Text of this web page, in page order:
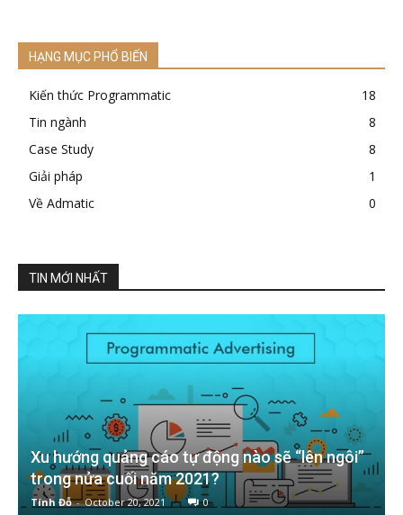
HẠNG MỤC PHỔ BIẾN
Kiến thức Programmatic
18
Tin ngành
8
Case Study
8
Giải pháp
1
Về Admatic
0
TIN MỚI NHẤT
Xu hướng quảng cáo tự động nào sẽ “lên ngôi”
trong nửa cuối năm 2021?
Tính Đỗ - October 20, 2021 0